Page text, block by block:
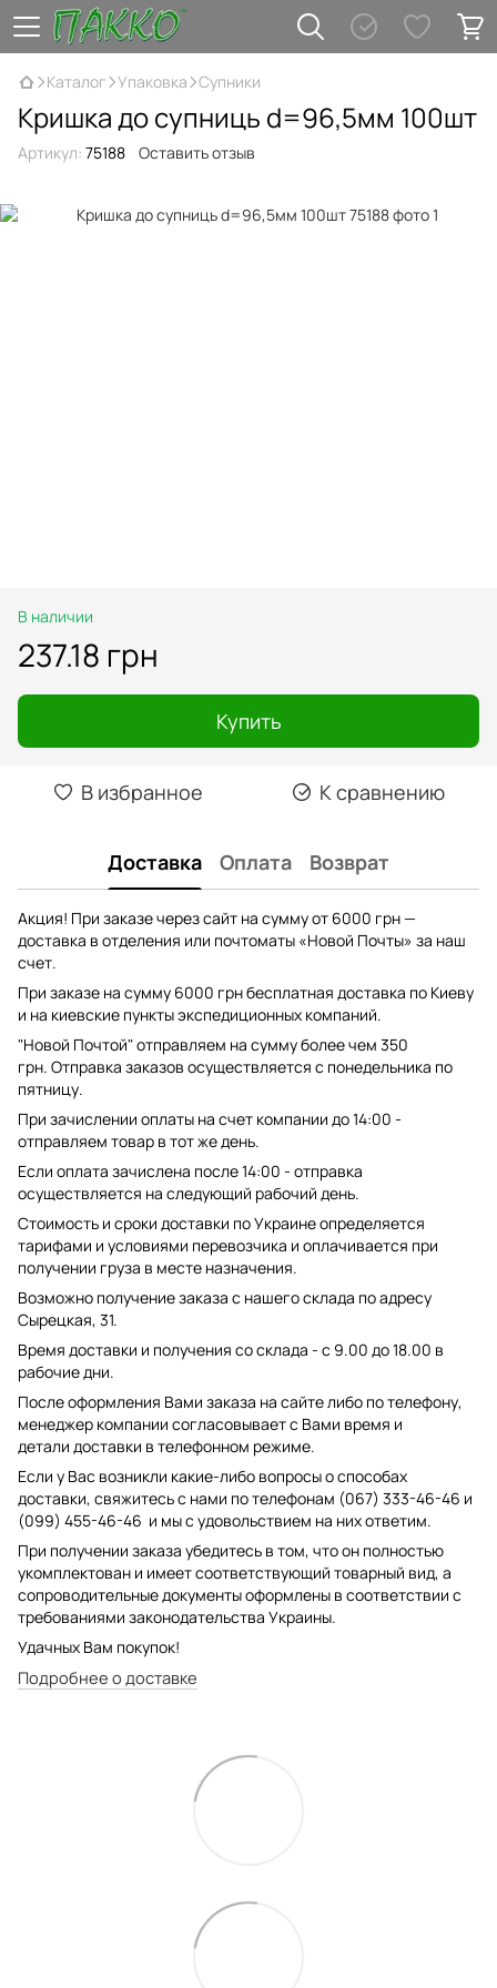
Каталог Упаковка Супники
Кришка до супниць d=96,5мм 100шт
Артикул: 75188 Оставить отзыв
В наличии
237.18 грн
Купить
В избранное К сравнению
Доставка Оплата Возврат
Акция! При заказе через сайт на сумму от 6000 грн —
доставка в отделения или почтоматы «Новой Почты» за наш
счет.
При заказе на сумму 6000 грн бесплатная доставка по Киеву
и на киевские пункты экспедиционных компаний.
"Новой Почтой" отправляем на сумму более чем 350
грн. Отправка заказов осуществляется с понедельника по
пятницу.
При зачислении оплаты на счет компании до 14:00 -
отправляем товар в тот же день.
Если оплата зачислена после 14:00 - отправка
осуществляется на следующий рабочий день.
Стоимость и сроки доставки по Украине определяется
тарифами и условиями перевозчика и оплачивается при
получении груза в месте назначения.
Возможно получение заказа с нашего склада по адресу
Сырецкая, 31.
Время доставки и получения со склада - с 9.00 до 18.00 в
рабочие дни.
После оформления Вами заказа на сайте либо по телефону,
менеджер компании согласовывает с Вами время и
детали доставки в телефонном режиме.
Если у Вас возникли какие-либо вопросы о способах
доставки, свяжитесь с нами по телефонам (067) 333-46-46 и
(099) 455-46-46 и мы с удовольствием на них ответим.
При получении заказа убедитесь в том, что он полностью
укомплектован и имеет соответствующий товарный вид, а
сопроводительные документы оформлены в соответствии с
требованиями законодательства Украины.
Удачных Вам покупок!
Подробнее о доставке